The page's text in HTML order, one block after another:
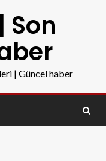
Son
| Güncel haber